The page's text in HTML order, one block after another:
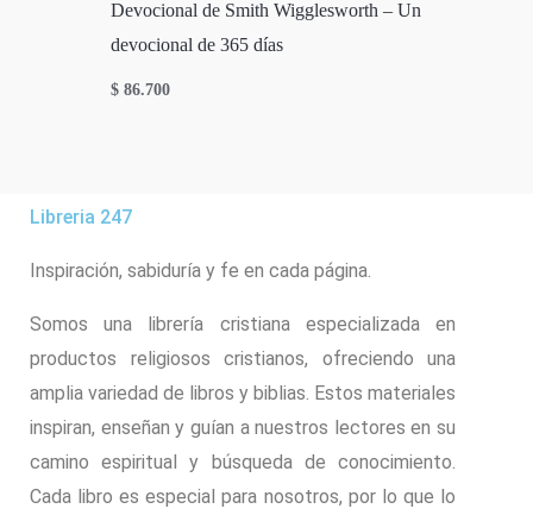
Devocional de Smith Wigglesworth – Un
devocional de 365 días
$ 86.700
Libreria 247
Inspiración, sabiduría y fe en cada página.
Somos una librería cristiana especializada en
productos religiosos cristianos, ofreciendo una
amplia variedad de libros y biblias. Estos materiales
inspiran, enseñan y guían a nuestros lectores en su
camino espiritual y búsqueda de conocimiento.
Cada libro es especial para nosotros, por lo que lo